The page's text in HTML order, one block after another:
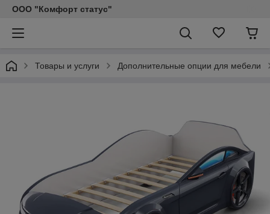
ООО "Комфорт статус"
Товары и услуги Дополнительные опции для мебели